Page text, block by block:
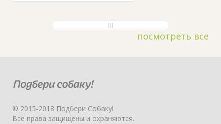
посмотреть все
© 2015-2018 Подбери Собаку!
Все права защищены и охраняются.